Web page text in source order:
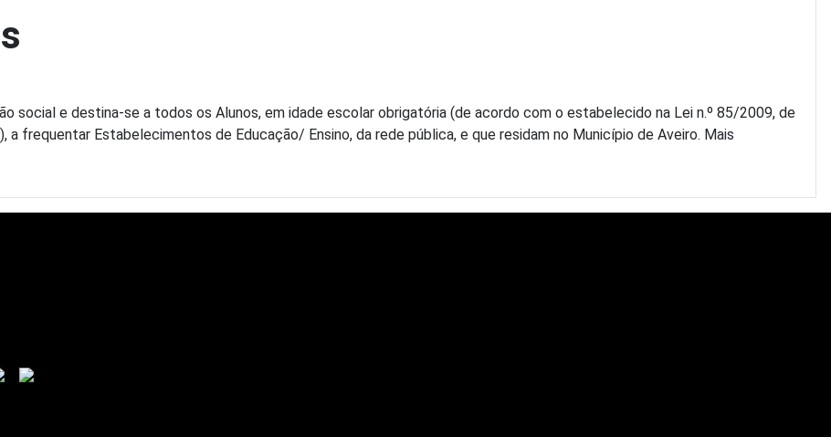
social e destina-se a todos os Alunos, em idade escolar obrigatória (de acordo com o estabelecido na Lei n.º 85/2009, de
frequentar Estabelecimentos de Educação/ Ensino, da rede pública, e que residam no Município de Aveiro. Mais